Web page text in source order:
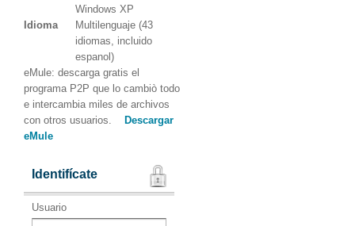
Windows XP
Idioma
Multilenguaje (43
idiomas, incluido
espanol)
eMule: descarga gratis el
programa P2P que lo cambiò todo
e intercambia miles de archivos
con otros usuarios.
Descargar
eMule
Identifícate
Usuario